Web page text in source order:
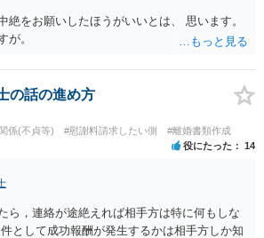
絶をお願いしたほうがいいとは、 思います。
が。
の話の進め方
係(不貞等) #慰謝料請求したい側 #離婚書類作成
役にたった 14
ら，連絡が途絶えれば相手方は特に何もしな
として成功報酬が発生するかは相手方しか知